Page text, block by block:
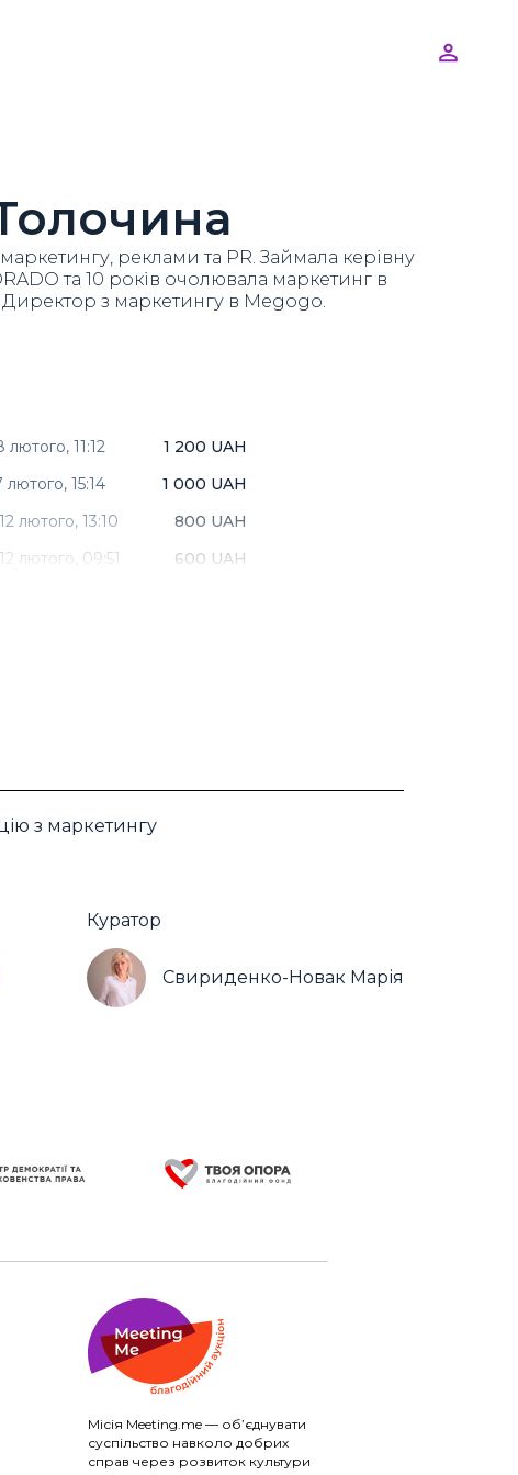
реклами та PR. Займала керівну
та 10 років очолювала маркетинг в
Директор з маркетингу в Megogo.
лютого, 11:12
1 200 UAH
лютого, 15:14
1 000 UAH
12 лютого, 13:10
800 UAH
12 лютого, 09:51 600 UAH
з маркетингу
Куратор
Свириденко-Новак Марія
Місія Meeting.me — об’єднувати
суспільство навколо добрих
справ через розвиток культури